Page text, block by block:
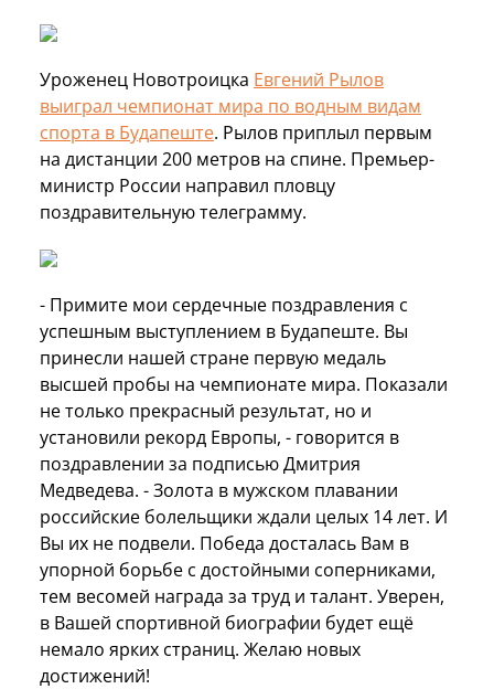
Уроженец Новотроицка Евгений Рылов
выиграл чемпионат мира по водным видам
спорта в Будапеште. Рылов приплыл первым
на дистанции 200 метров на спине. Премьер-
министр России направил пловцу
поздравительную телеграмму.
- Примите мои сердечные поздравления с
успешным выступлением в Будапеште. Вы
принесли нашей стране первую медаль
высшей пробы на чемпионате мира. Показали
не только прекрасный результат, но и
установили рекорд Европы, - говорится в
поздравлении за подписью Дмитрия
Медведева. - Золота в мужском плавании
российские болельщики ждали целых 14 лет. И
Вы их не подвели. Победа досталась Вам в
упорной борьбе с достойными соперниками,
тем весомей награда за труд и талант. Уверен,
в Вашей спортивной биографии будет ещё
немало ярких страниц. Желаю новых
достижений!